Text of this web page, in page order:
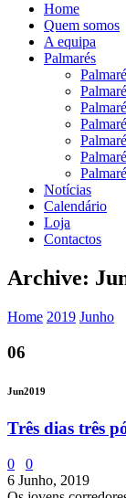
Home
Quem somos
A equipa
Palmarés
Notícias
Calendário
Loja
Contactos
Archive:
Home 2019 Junho
06
Jun2019
Três dias três
0
0
6 Junho, 2019